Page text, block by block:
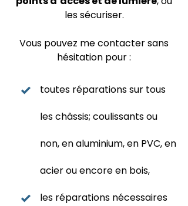
les sécuriser.
Vous pouvez me contacter sans
hésitation pour :
toutes réparations sur tous
les châssis; coulissants ou
non, en aluminium, en PVC, en
acier ou encore en bois,
les réparations nécessaires